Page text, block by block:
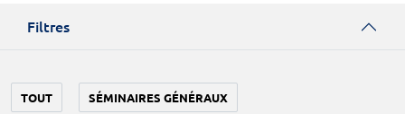
Filtres
TOUT SÉMINAIRES GÉNÉRAUX